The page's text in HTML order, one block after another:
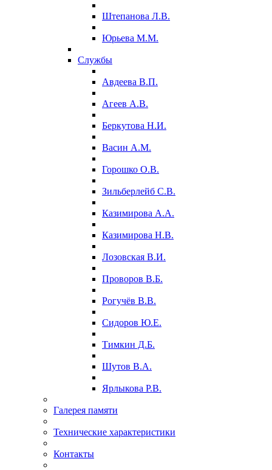
Штепанова Л.В.
Юрьева М.М.
Службы
Авдеева В.П.
Агеев А.В.
Беркутова Н.И.
Васин А.М.
Горошко О.В.
Зильберлейб С.В.
Казимирова А.А.
Казимирова Н.В.
Лозовская В.И.
Проворов В.Б.
Рогучёв В.В.
Сидоров Ю.Е.
Тимкин Д.Б.
Шутов В.А.
Ярлыкова Р.В.
Галерея памяти
Технические характеристики
Контакты